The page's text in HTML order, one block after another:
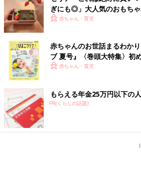
ぎにも◎」大人気のおもち
赤ちゃん・育児
赤ちゃんのお世話まるわか
ブ 夏号』〈巻頭大特集〉初
く！ おっぱい・ミルクの基
赤ちゃん・育児
もらえる年金25万円以下の
PR(くらしの話題)